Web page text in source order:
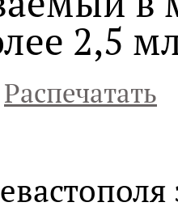
2,5
Распечатать